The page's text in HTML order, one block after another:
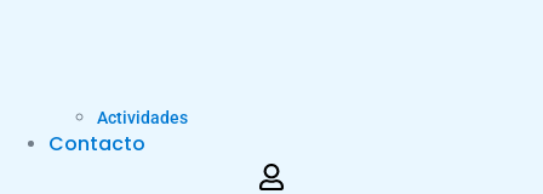
Actividades
Contacto